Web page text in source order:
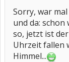
Sorry, war
und da:
so, jetzt ist
Uhrzeit fallen
Himmel...